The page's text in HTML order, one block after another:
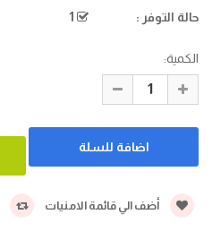
حالة التوفر :
الكمية:
أضف الي قائمة الامنيات